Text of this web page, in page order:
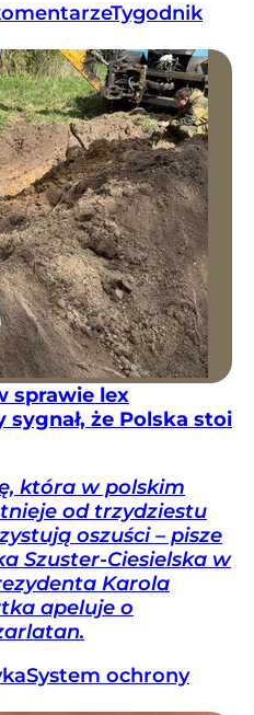
Tygodnik
sprawie lex
że Polska stoi
która w polskim
od trzydziestu
oszuści – pisze
Szuster-Ciesielska w
Karola
apeluje o
System ochrony